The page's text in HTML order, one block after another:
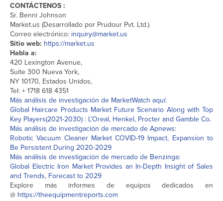
CONTÁCTENOS :
Sr. Benni Johnson
Market.us (Desarrollado por Prudour Pvt. Ltd.)
Correo electrónico: inquiry@market.us
Sitio web: https://market.us
Habla a:
420 Lexington Avenue,
Suite 300 Nueva York,
NY 10170, Estados Unidos,
Tel: + 1718 618 4351
Más análisis de investigación de MarketWatch aquí:
Global Haircare Products Market Future Scenario Along with Top
Key Players(2021-2030) : L’Oreal, Henkel, Procter and Gamble Co.
Más análisis de investigación de mercado de Apnews:
Robotic Vacuum Cleaner Market COVID-19 Impact, Expansion to
Be Persistent During 2020-2029
Más análisis de investigación de mercado de Benzinga:
Global Electric Iron Market Provides an In-Depth Insight of Sales
and Trends, Forecast to 2029
Explore más informes de equipos dedicados en
@ https://theequipmentreports.com